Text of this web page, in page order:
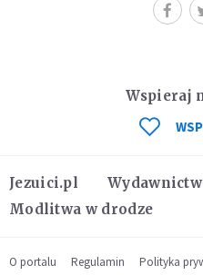
Jezuici.pl
Modlitwa w drodze
Wspieraj
O portalu Regulamin Polityka